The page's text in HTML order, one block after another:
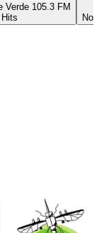
Verde 105.3 FM
Hits